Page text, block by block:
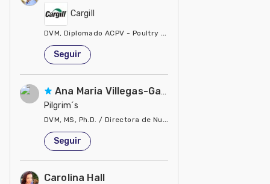
Cargill
DVM, Diplomado ACPV - Poultry Veterinarian North America
Estados Unidos de América
Seguir
Ana Maria Villegas-Gamble
Pilgrim´s
DVM, MS, Ph.D. / Directora de Nutrición
Estados Unidos de América
Seguir
Carolina Hall